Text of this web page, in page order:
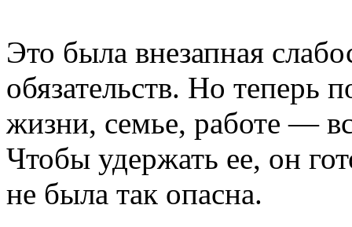
Это была внезапная
обязательств. Но теперь
жизни, семье, работе —
Чтобы удержать ее, он
не была так опасна.